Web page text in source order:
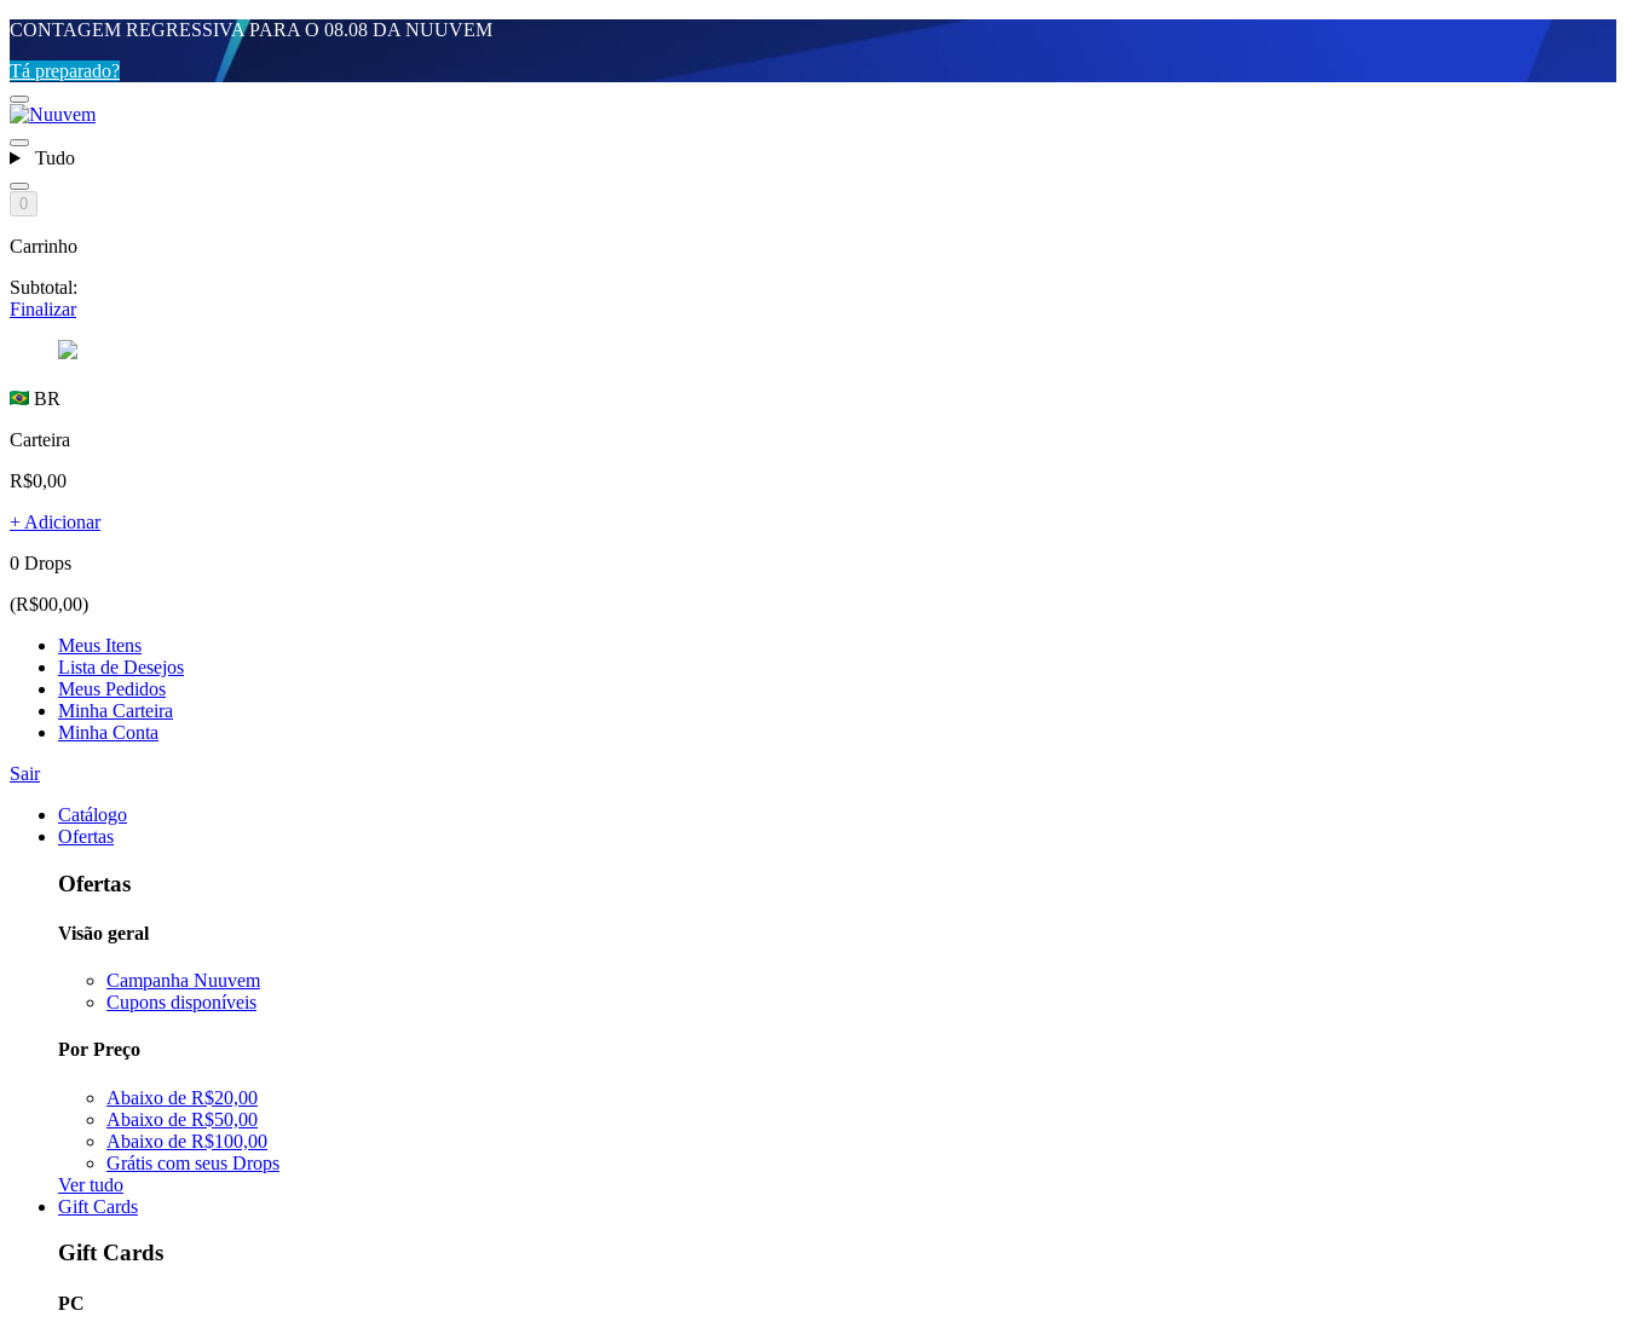
CONTAGEM REGRESSIVA PARA O 08.08 DA NUUVEM
Tá preparado?
Tudo
0
Carrinho
Subtotal:
Finalizar
BR
Carteira
R$0,00
+ Adicionar
0 Drops
(R$00,00)
Meus Itens
Lista de Desejos
Meus Pedidos
Minha Carteira
Minha Conta
Sair
Catálogo
Ofertas
Ofertas
Visão geral
Campanha Nuuvem
Cupons disponíveis
Por Preço
Abaixo de R$20,00
Abaixo de R$50,00
Abaixo de R$100,00
Grátis com seus Drops
Ver tudo
Gift Cards
Gift Cards
PC